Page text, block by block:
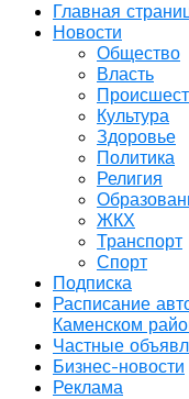
Главная
Новости
Общество
Власть
Культура
Здоровье
Политика
Религия
ЖКХ
Транспорт
Спорт
Подписка
Расписание
Каменском
Частные
Бизнес-новости
Реклама